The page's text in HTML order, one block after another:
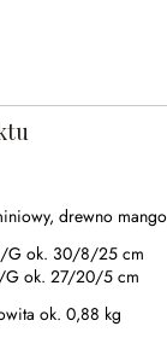
, drewno
G ok. 30/8/25 cm
ok. 27/20/5 cm
ok. 0,88 kg